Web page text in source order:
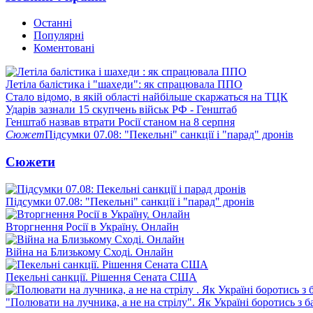
Останні
Популярні
Коментовані
Летіла балістика і "шахеди": як спрацювала ППО
Стало відомо, в якій області найбільше скаржаться на ТЦК
Ударів зазнали 15 скупчень військ РФ - Генштаб
Генштаб назвав втрати Росії станом на 8 серпня
СюжетПідсумки 07.08: "Пекельні" санкції і "парад" дронів
Сюжети
Підсумки 07.08: "Пекельні" санкції і "парад" дронів
Вторгнення Росії в Україну. Онлайн
Війна на Близькому Сході. Онлайн
Пекельні санкції. Рішення Сената США
"Полювати на лучника, а не на стрілу". Як Україні боротись з